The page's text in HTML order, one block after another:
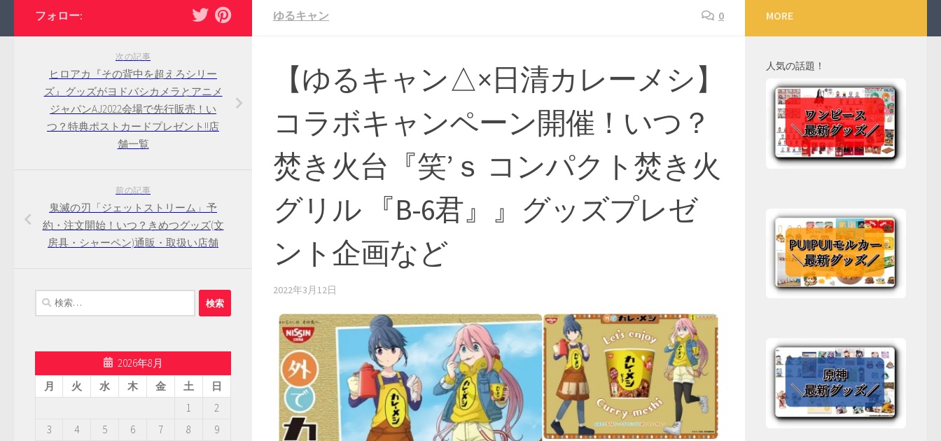
ゆるキャン 0
【ゆるキャン△×日清カレーメシ】
コラボキャンペーン開催！いつ？
焚き火台『笑’ｓ コンパクト焚き火
グリル 『B-6君』』グッズプレゼ
ント企画など
2022年3月12日
フォロー:
次の記事
ヒロアカ『その背中を超えろシリー
ズ』グッズがヨドバシカメラとアニメ
ジャパンAJ2022会場で先行販売！い
つ？特典ポストカードプレゼント!!店
舗一覧
前の記事
鬼滅の刃「ジェットストリーム」予
約・注文開始！いつ？きめつグッズ(文
房具・シャーペン)通販・取扱い店舗
検
索:
2026年8月
月
火 水 木 金 土
日
1
2
3
4 5 6 7 8
9
MORE
人気の話題！